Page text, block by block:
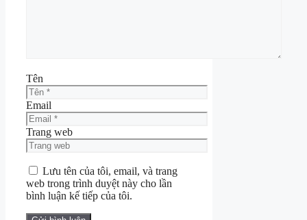
Tên
Email
Trang web
Lưu tên của tôi, email, và trang
web trong trình duyệt này cho lần
bình luận kế tiếp của tôi.